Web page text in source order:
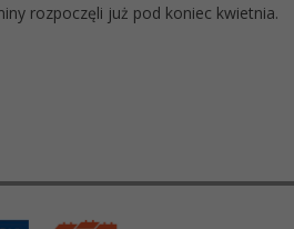
rozpoczęli już pod koniec kwietnia.